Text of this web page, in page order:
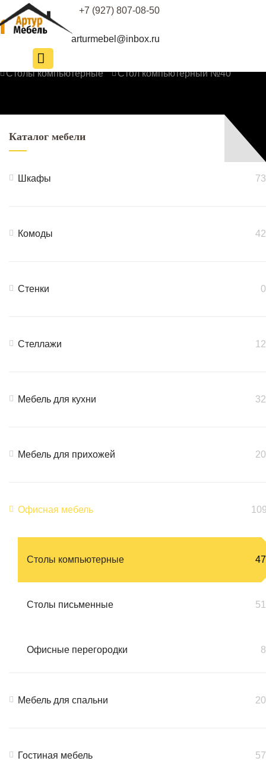
+7 (927) 807-08-50
arturmebel@inbox.ru
Корпусная мебель
Столы компьютерные
Стол компьютерный №40
Каталог мебели
Шкафы 73
Комоды 42
Стенки 0
Стеллажи 12
Мебель для кухни 32
Мебель для прихожей 20
Офисная мебель
Столы компьютерные 47
Столы письменные 51
Офисные перегородки 8
Мебель для спальни 20
Гостиная мебель 57